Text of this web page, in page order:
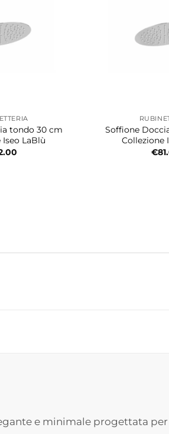
tondo 30 cm
LaBlù
Soffione
Collezione
€
e minimale progettata